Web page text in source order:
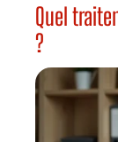
Quel
?